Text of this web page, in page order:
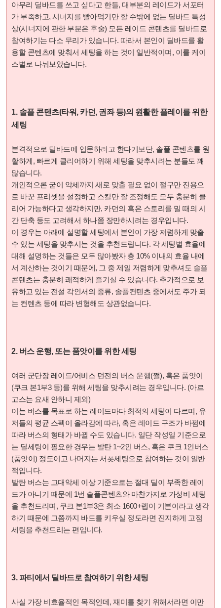
아무리 딜바드를 쓰고 싶다고 한들, 대부분의 레이드가 서포터
가 부족하고, 시너지를 빨아먹기만 할 수밖에 없는 딜바드 특성
상(시너지에 관한 부분은 후술) 모든 레이드 콘텐츠를 딜바드로
참여하기는 다소 무리가 있습니다. 따라서 본인이 딜바드를 활
용할 콘텐츠에 맞춰서 세팅을 하는 것이 일반적이며, 이를 케이
스별로 나눠보았습니다.
1. 솔플 콘텐츠(타워, 카던, 권좌 등)의 원활한 플레이를 위한
세팅
본격적으로 딜바드에 입문하려고 한다기보단, 솔플 콘텐츠를 원
활하게, 빠르게 클리어하기 위해 세팅을 맞추시려는 분들도 꽤
많습니다.
개인적으론 굳이 악세까지 새로 맞출 필요 없이 절구만 진용으
로 바꾼 프리셋을 설정하고 스킬만 잘 조정해도 모두 충분히 클
리어 가능하다고 생각하지만, 카던의 혹은 스토리를 밀 때의 시
간 단축 등도 고려해서 하나쯤 장만하시려는 경우입니다.
이 경우는 아래에 설명할 세팅에서 본인이 가장 저렴하게 맞출
수 있는 세팅을 맞추시는 것을 추천드립니다. 각 세팅별 효율에
대해 설명하는 것들은 모두 많아봤자 총 10% 이내의 효율 내에
서 계산하는 것이기 때문에, 그 중 제일 저렴하게 맞추셔도 솔플
콘텐츠는 충분히 쾌적하게 즐기실 수 있습니다. 추가적으로 보
유하고 있는 전설 각인서의 종류, 솔플컨텐츠 중에서도 주가 되
는 컨텐츠 등에 따라 변형해도 상관없습니다.
2. 버스 운행, 또는 품앗이를 위한 세팅
여러 군단장 레이드/어비스 던전의 버스 운행(쩔), 혹은 품앗이
(쿠크 본1부3 등)를 위해 세팅을 맞추시려는 경우입니다. (아르
고스는 요새 안하니 제외)
이는 버스를 목표로 하는 레이드마다 최적의 세팅이 다르며, 유
저들의 평균 스펙이 올라감에 따라, 혹은 레이드 구조가 바뀜에
따라 버스의 형태가 바뀔 수도 있습니다. 일단 작성일 기준으로
는 딜세팅이 필요한 경우는 발탄 1~2인 버스, 혹은 쿠크 1인버스
(품앗이) 정도이고 나머지는 서폿세팅으로 참여하는 것이 일반
적입니다.
발탄 버스는 고대악세 이상 기준으로는 절대 딜이 부족한 레이
드가 아니기 때문에 1번 솔플콘텐츠와 마찬가지로 가성비 세팅
을 추천드리며, 쿠크 본1부3은 최소 1600+렙이 기본이라고 생각
하기 때문에 그쯤까지 바드를 키우실 정도라면 진지하게 고점
세팅을 추천드리는 편입니다.
3. 파티에서 딜바드로 참여하기 위한 세팅
사실 가장 비효율적인 목적인데, 재미를 찾기 위해서라면 이만